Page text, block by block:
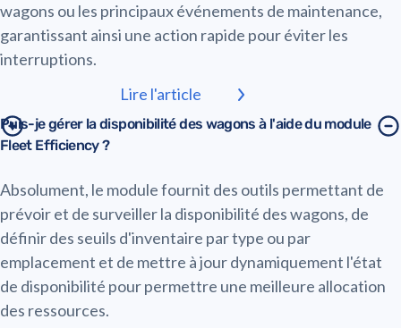
wagons ou les principaux événements de maintenance,
garantissant ainsi une action rapide pour éviter les
interruptions.
Lire l'article
Puis-je gérer la disponibilité des wagons à l'aide du module
Fleet Efficiency ?
Absolument, le module fournit des outils permettant de
prévoir et de surveiller la disponibilité des wagons, de
définir des seuils d'inventaire par type ou par
emplacement et de mettre à jour dynamiquement l'état
de disponibilité pour permettre une meilleure allocation
des ressources.